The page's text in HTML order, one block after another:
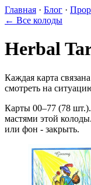
Главная · Блог ·
← Все колоды
Herbal
Каждая карта
смотреть на
Карты 00–77 (78
мастями этой колоды.
или фон - закрыть.